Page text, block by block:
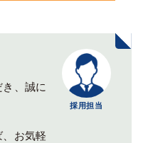
採用担当
、誠に
お気軽